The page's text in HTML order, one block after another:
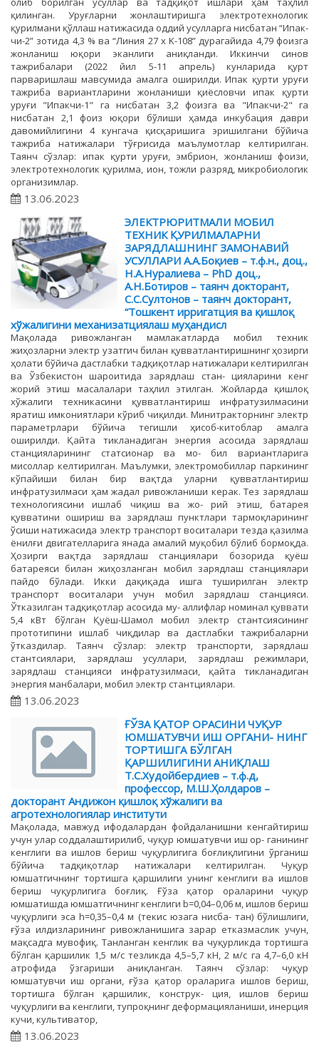
қилинган. Уруғларни жонлаштиришга электротехнологик
қурилмани қўллаш натижасида оддий усулларга нисбатан “Ипак-
чи-2” зотида 4,3 % ва “Линия 27 х K-108” дурагайида 4,79 фоизга
жонланиш юқори эканлиги аниқланди. Иккинчи синов
тажрибалари (2022 йил 5-11 апрель) кунларида қурт
парваришлаш мавсумида амалга оширилди. Ипак қурти уруғи
тажриба вариантларини жонланиши қиёсловчи ипак қурти
уруғи "Ипакчи-1" га нисбатан 3,2 фоизга ва "Ипакчи-2" га
нисбатан 2,1 фоиз юқори бўлиши ҳамда инкубация даври
давомийлигини 4 кунгача қисқаришига эришилгани бўйича
тажриба натижалари тўғрисида маълумотлар келтирилган.
Таянч сўзлар: ипак қурти уруғи, эмбрион, жонланиш фоизи,
электротехнологик қурилма, ион, тожли разряд, микробиологик
организимлар.
13.06.2023
ЭЛЕКТРЮРИТМАЛИ МОБИЛ
ТЕХНИК ҚУРИЛМАЛАРНИ
ЗАРЯДЛАШНИНГ ЗАМОНАВИЙ
УСУЛЛАРИ А.А.Боқиев – т.ф.н., доц.,
Н.А.Нуралиева – PhD доц.,
А.Н.Ботиров – таянч докторант,
С.С.Султонов – таянч докторант,
“Тошкент ирригатция ва қишлоқ
хўжалигини механизатциялаш муҳандисл
Мақолада ривожланган мамлакатларда мобил техник
жиҳозларни электр узатгич билан қувватлантиришнинг ҳозирги
ҳолати бўйича дастлабки тадқиқотлар натижалари келтирилган
ва Ўзбекистон шароитида зарядлаш стан- цияларини кенг
жорий этиш масалалари таҳлил этилган. Жойларда қишлоқ
хўжалиги техникасини қувватлантириш инфратузилмасини
яратиш имкониятлари кўриб чиқилди. Минитракторнинг электр
параметрлари бўйича тегишли ҳисоб-китоблар амалга
оширилди. Қайта тикланадиган энергия асосида зарядлаш
станцияларининг статсионар ва мо- бил вариантларига
мисоллар келтирилган. Маълумки, электромобиллар паркининг
кўпайиши билан бир вақтда уларни қувватлантириш
инфратузилмаси ҳам жадал ривожланиши керак. Тез зарядлаш
технологиясини ишлаб чиқиш ва жо- рий этиш, батарея
қувватини ошириш ва зарядлаш пунктлари тармоқларининг
ўсиши натижасида электр транспорт воситалари тезда қазилма
ёнилғи двигателларига янада амалий муқобил бўлиб бормоқда.
Ҳозирги вақтда зарядлаш станциялари бозорида қуёш
батареяси билан жиҳозланган мобил зарядлаш станциялари
пайдо бўлади. Икки дақиқада ишга туширилган электр
транспорт воситалари учун мобил зарядлаш станцияси.
Ўтказилган тадқиқотлар асосида му- аллифлар номинал қуввати
5,4 кВт бўлган Қуёш-Шамол мобил электр стантсиясининг
прототипини ишлаб чиқдилар ва дастлабки тажрибаларни
ўтказдилар. Таянч сўзлар: электр транспорти, зарядлаш
стантсиялари, зарядлаш усуллари, зарядлаш режимлари,
зарядлаш станцияси инфратузилмаси, қайта тикланадиган
энергия манбалари, мобил электр стантциялари.
13.06.2023
ҒЎЗА ҚАТОР ОРАСИНИ ЧУҚУР
ЮМШАТУВЧИ ИШ ОРГАНИ- НИНГ
ТОРТИШГА БЎЛГАН
ҚАРШИЛИГИНИ АНИҚЛАШ
Т.С.Худойбердиев – т.ф.д,
профессор, М.Ш.Ҳолдаров –
докторант Андижон қишлоқ хўжалиги ва
агротехнологиялар институти
Мақолада, мавжуд ифодалардан фойдаланишни кенгайтириш
учун улар соддалаштирилиб, чуқур юмшатувчи иш ор- ганининг
кенглиги ва ишлов бериш чуқурлигига боғлиқлигини ўрганиш
бўйича тадқиқотлар натижалари келтирилган. Чуқур
юмшатгичнинг тортишга қаршилиги унинг кенглиги ва ишлов
бериш чуқурлигига боғлиқ. Ғўза қатор ораларини чуқур
юмшатишда юмшатгичнинг кенглиги b=0,04–0,06 м, ишлов бериш
чуқурлиги эса h=0,35–0,4 м (текис юзага нисба- тан) бўлишлиги,
ғўза илдизларининг ривожланишига зарар етказмаслик учун,
мақсадга мувофиқ. Танланган кенглик ва чуқурликда тортишга
бўлган қаршилик 1,5 м/с тезликда 4,5–5,7 кН, 2 м/с га 4,7–6,0 кН
атрофида ўзгариши аниқланган. Таянч сўзлар: чуқур
юмшатувчи иш органи, ғўза қатор ораларига ишлов бериш,
тортишга бўлган қаршилик, конструк- ция, ишлов бериш
чуқурлиги ва кенглиги, тупроқнинг деформацияланиши, инерция
кучи, культиватор,
13.06.2023